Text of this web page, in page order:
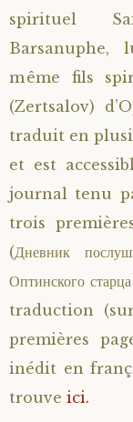
spirituel
Barsanuphe,
même fils
(Zertsalov)
traduit en
et est
journal tenu
trois
(Дневник
Оптинского
traduction
premières
inédit en
trouve ici.